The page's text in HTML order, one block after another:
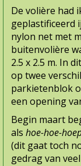
De volière had
geplastificeerd
nylon net met
buitenvolière
2.5 x 2.5 m. In
op twee
parkietenblok
een opening
Begin maart
als hoe-hoe-
(dit gaat toch
gedrag van